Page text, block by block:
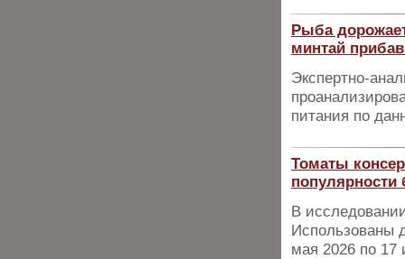
Рыба
минтай
Экспертно-
питания по
Томаты
популярности
В
Использованы
мая 2026 по 17